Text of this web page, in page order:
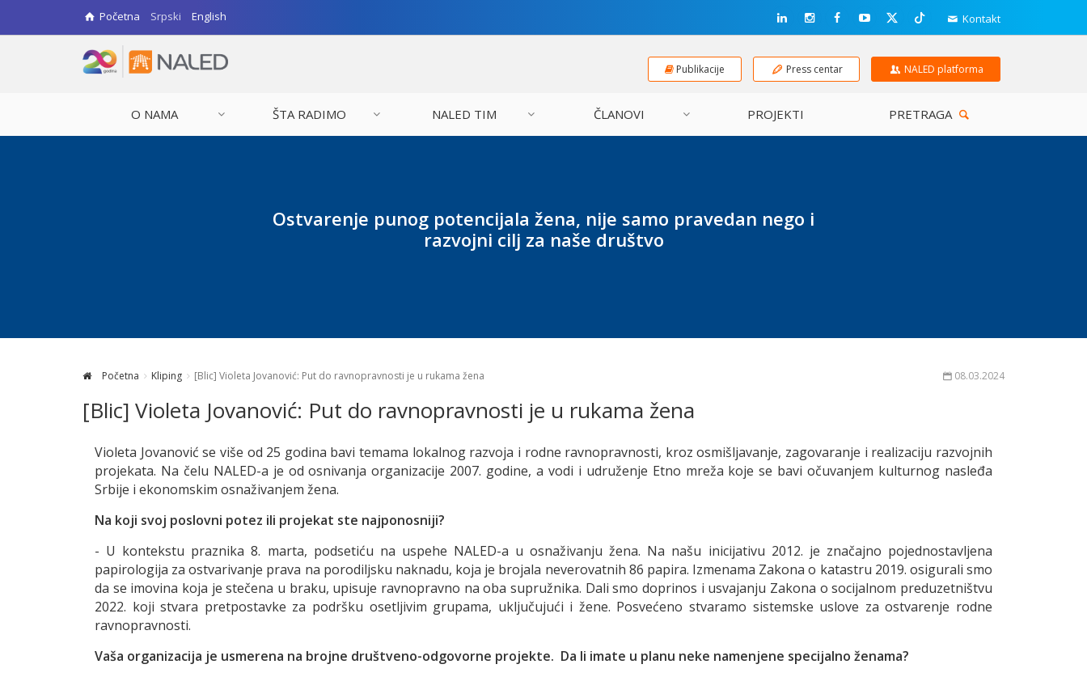
Početna Srpski English Kontakt
Publikacije Press centar NALED platforma
O NAMA ŠTA RADIMO NALED TIM ČLANOVI PROJEKTI PRETRAGA
Ostvarenje punog potencijala žena, nije samo pravedan nego i
razvojni cilj za naše društvo
Početna Kliping [Blic] Violeta Jovanović: Put do ravnopravnosti je u rukama žena 08.03.2024
[Blic] Violeta Jovanović: Put do ravnopravnosti je u rukama žena
Violeta Jovanović se više od 25 godina bavi temama lokalnog razvoja i rodne ravnopravnosti, kroz osmišljavanje, zagovaranje i realizaciju razvojnih
projekata. Na čelu NALED-a je od osnivanja organizacije 2007. godine, a vodi i udruženje Etno mreža koje se bavi očuvanjem kulturnog nasleđa
Srbije i ekonomskim osnaživanjem žena.
Na koji svoj poslovni potez ili projekat ste najponosniji?
- U kontekstu praznika 8. marta, podsetiću na uspehe NALED-a u osnaživanju žena. Na našu inicijativu 2012. je značajno pojednostavljena
papirologija za ostvarivanje prava na porodiljsku naknadu, koja je brojala neverovatnih 86 papira. Izmenama Zakona o katastru 2019. osigurali smo
da se imovina koja je stečena u braku, upisuje ravnopravno na oba supružnika. Dali smo doprinos i usvajanju Zakona o socijalnom preduzetništvu
2022. koji stvara pretpostavke za podršku osetljivim grupama, uključujući i žene. Posvećeno stvaramo sistemske uslove za ostvarenje rodne
ravnopravnosti.
Vaša organizacija je usmerena na brojne društveno-odgovorne projekte. Da li imate u planu neke namenjene specijalno ženama?